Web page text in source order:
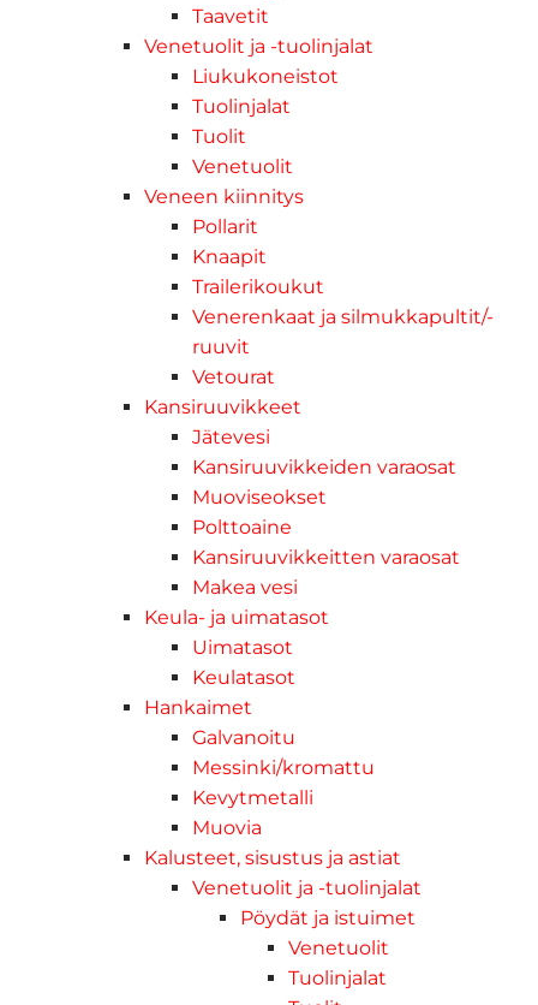
Taavetit
Venetuolit ja -tuolinjalat
Liukukoneistot
Tuolinjalat
Tuolit
Venetuolit
Veneen kiinnitys
Pollarit
Knaapit
Trailerikoukut
Venerenkaat ja silmukkapultit/-
ruuvit
Vetourat
Kansiruuvikkeet
Jätevesi
Kansiruuvikkeiden varaosat
Muoviseokset
Polttoaine
Kansiruuvikkeitten varaosat
Makea vesi
Keula- ja uimatasot
Uimatasot
Keulatasot
Hankaimet
Galvanoitu
Messinki/kromattu
Kevytmetalli
Muovia
Kalusteet, sisustus ja astiat
Venetuolit ja -tuolinjalat
Pöydät ja istuimet
Venetuolit
Tuolinjalat